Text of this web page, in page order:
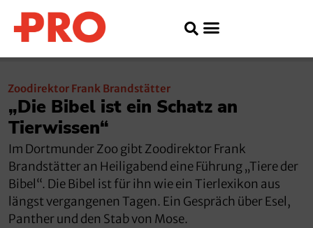
Zoodirektor Frank Brandstätter
„Die Bibel ist ein Schatz an
Tierwissen“
Im Dortmunder Zoo gibt Zoodirektor Frank
Brandstätter an Heiligabend eine Führung „Tiere der
Bibel“. Die Bibel ist für ihn wie ein Tierlexikon aus
längst vergangenen Tagen. Ein Gespräch über Esel,
Panther und den Stab von Mose.